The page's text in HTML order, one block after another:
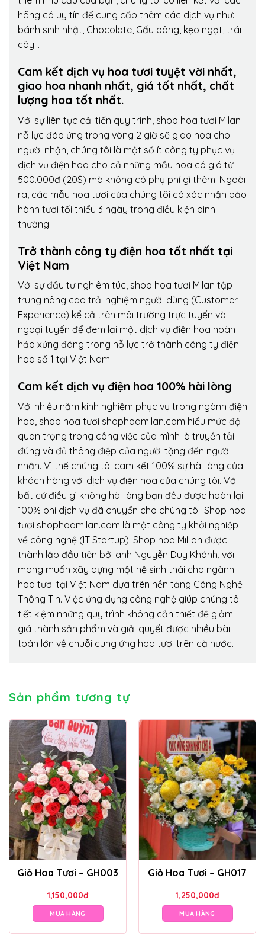
hãng có uy tín để cung cấp thêm các dịch vụ như:
bánh sinh nhật, Chocolate, Gấu bông, kẹo ngọt, trái
cây…
Cam kết dịch vụ hoa tươi tuyệt vời nhất,
giao hoa nhanh nhất, giá tốt nhất, chất
lượng hoa tốt nhất.
Với sự liên tục cải tiến quy trình, shop hoa tươi Milan
nỗ lực đáp ứng trong vòng 2 giờ sẽ giao hoa cho
người nhận, chúng tôi là một số ít công ty phục vụ
dịch vụ điện hoa cho cả những mẫu hoa có giá từ
500.000đ (20$) mà không có phụ phí gì thêm. Ngoài
ra, các mẫu hoa tươi của chúng tôi có xác nhận bảo
hành tươi tối thiểu 3 ngày trong điều kiện bình
thường.
Trở thành công ty điện hoa tốt nhất tại
Việt Nam
Với sự đầu tư nghiêm túc, shop hoa tươi Milan tập
trung nâng cao trải nghiệm người dùng (Customer
Experience) kể cả trên môi trường trực tuyến và
ngoại tuyến để đem lại một dịch vụ điện hoa hoàn
hảo xứng đáng trong nỗ lực trở thành công ty điện
hoa số 1 tại Việt Nam.
Cam kết dịch vụ điện hoa 100% hài lòng
Với nhiều năm kinh nghiệm phục vụ trong ngành điện
hoa, shop hoa tươi shophoamilan.com hiểu mức độ
quan trọng trong công việc của mình là truyền tải
đúng và đủ thông điệp của người tặng đến người
nhận. Vì thế chúng tôi cam kết 100% sự hài lòng của
khách hàng với dịch vụ điện hoa của chúng tôi. Với
bất cứ điều gì không hài lòng bạn đều được hoàn lại
100% phí dịch vụ đã chuyển cho chúng tôi. Shop hoa
tươi shophoamilan.com là một công ty khởi nghiệp
về công nghệ (IT Startup). Shop hoa MiLan được
thành lập đầu tiên bởi anh Nguyễn Duy Khánh, với
mong muốn xây dựng một hệ sinh thái cho ngành
hoa tươi tại Việt Nam dựa trên nền tảng Công Nghệ
Thông Tin. Việc ứng dụng công nghệ giúp chúng tôi
tiết kiệm những quy trình không cần thiết để giảm
giá thành sản phẩm và giải quyết được nhiều bài
toán lớn về chuỗi cung ứng hoa tươi trên cả nước.
Sản phẩm tương tự
Giỏ Hoa Tươi – GH003
1,150,000đ
MUA HÀNG
Giỏ Hoa Tươi – GH017
1,250,000đ
MUA HÀNG